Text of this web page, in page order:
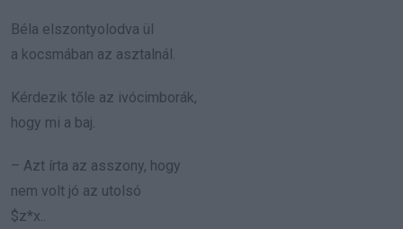
Béla elszontyolodva ül
a kocsmában az asztalnál.
Kérdezik tőle az ivócimborák,
hogy mi a baj.
– Azt írta az asszony, hogy
nem volt jó az utolsó
$z*x..